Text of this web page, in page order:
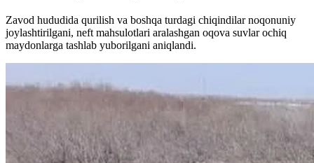
Zavod hududida qurilish va boshqa turdagi chiqindilar noqonuniy
joylashtirilgani, neft mahsulotlari aralashgan oqova suvlar ochiq
maydonlarga tashlab yuborilgani aniqlandi.